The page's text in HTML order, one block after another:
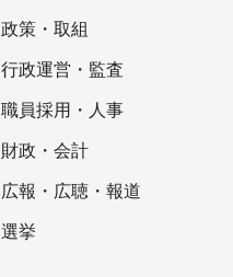
政策・取組
行政運営・監査
職員採用・人事
財政・会計
広報・広聴・報道
選挙